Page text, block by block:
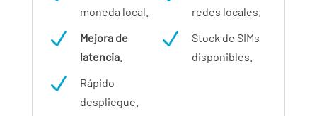
moneda local.
redes locales.
N
Mejora de
latencia
N
Stock de SIMs
disponibles.
N
Rápido
despliegue.